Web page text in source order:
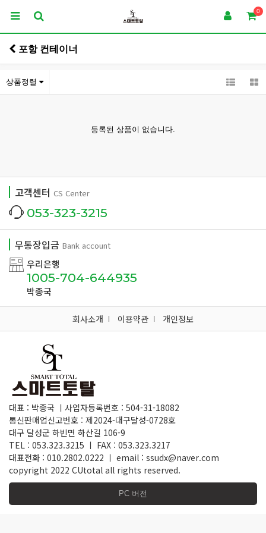
0
포항 컨테이너
상품정렬
등록된 상품이 없습니다.
고객센터 CS Center
053-323-3215
무통장입금 Bank account
우리은행
1005-704-644935
박종국
회사소개 이용약관 개인정보
대표 : 박종국 ㅣ사업자등록번호 : 504-31-18082
통신판매업신고번호 : 제2024-대구달성-0728호
대구 달성군 하빈면 하산길 106-9
TEL : 053.323.3215 ㅣ FAX : 053.323.3217
대표전화 : 010.2802.0222 ㅣ email : ssudx@naver.com
copyright 2022 CUtotal all rights reserved.
PC 버전